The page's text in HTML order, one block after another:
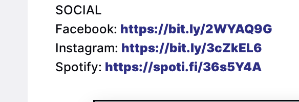
SOCIAL
Facebook: https://bit.ly/2WYAQ9G
Instagram: https://bit.ly/3cZkEL6
Spotify: https://spoti.fi/36s5Y4A